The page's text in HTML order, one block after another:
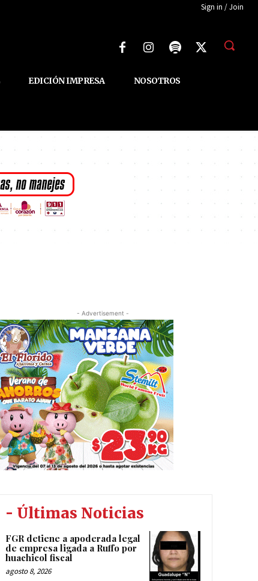
Sign in / Join
EDICIÓN IMPRESA NOSOTROS
- Advertisement -
- Últimas Noticias
FGR detiene a apoderada legal
de empresa ligada a Ruffo por
huachicol fiscal
agosto 8, 2026